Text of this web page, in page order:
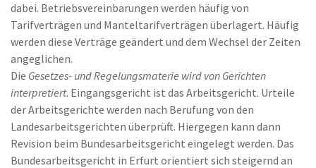
dabei. Betriebsvereinbarungen werden häufig von
Tarifverträgen und Manteltarifverträgen überlagert. Häufig
werden diese Verträge geändert und dem Wechsel der Zeiten
angeglichen.
Die Gesetzes- und Regelungsmaterie wird von Gerichten
interpretiert. Eingangsgericht ist das Arbeitsgericht. Urteile
der Arbeitsgerichte werden nach Berufung von den
Landesarbeitsgerichten überprüft. Hiergegen kann dann
Revision beim Bundesarbeitsgericht eingelegt werden. Das
Bundesarbeitsgericht in Erfurt orientiert sich steigernd an